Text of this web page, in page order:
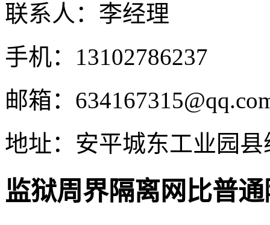
联系人：李经理
手机：13102786237
邮箱：
地址：安平城东工业园县
监狱周界隔离网比普